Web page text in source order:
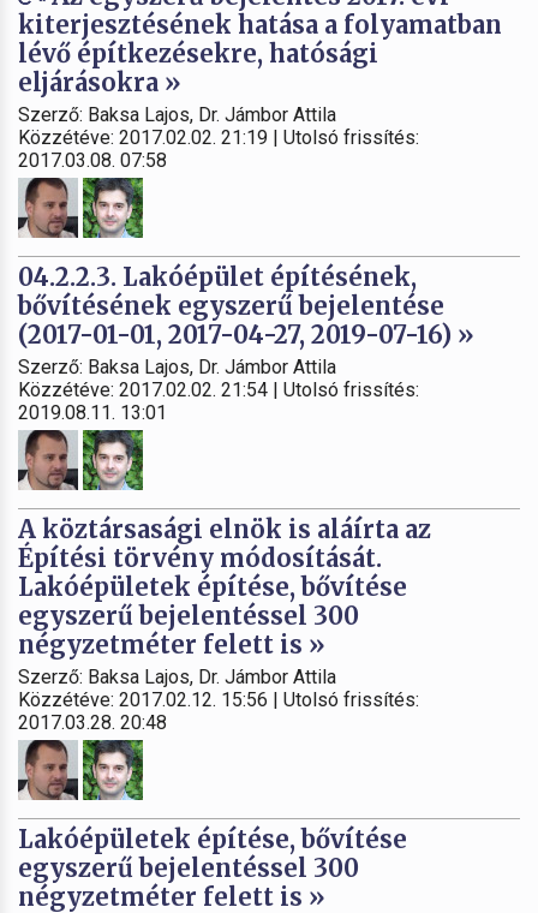
kiterjesztésének hatása a folyamatban
lévő építkezésekre, hatósági
eljárásokra »
Szerző: Baksa Lajos, Dr. Jámbor Attila
Közzétéve: 2017.02.02. 21:19 | Utolsó frissítés:
2017.03.08. 07:58
04.2.2.3. Lakóépület építésének,
bővítésének egyszerű bejelentése
(2017-01-01, 2017-04-27, 2019-07-16) »
Szerző: Baksa Lajos, Dr. Jámbor Attila
Közzétéve: 2017.02.02. 21:54 | Utolsó frissítés:
2019.08.11. 13:01
A köztársasági elnök is aláírta az
Építési törvény módosítását.
Lakóépületek építése, bővítése
egyszerű bejelentéssel 300
négyzetméter felett is »
Szerző: Baksa Lajos, Dr. Jámbor Attila
Közzétéve: 2017.02.12. 15:56 | Utolsó frissítés:
2017.03.28. 20:48
Lakóépületek építése, bővítése
egyszerű bejelentéssel 300
négyzetméter felett is »